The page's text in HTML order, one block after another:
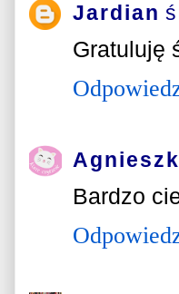
Jardian
Gratuluję
Bardzo